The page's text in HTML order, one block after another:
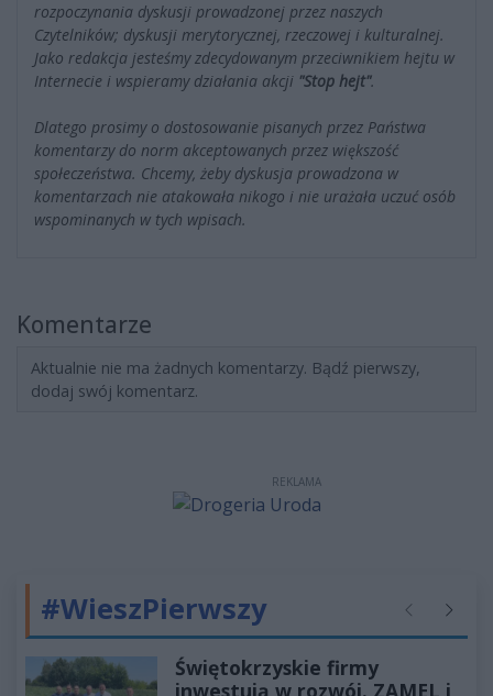
rozpoczynania dyskusji prowadzonej przez naszych
Czytelników; dyskusji merytorycznej, rzeczowej i kulturalnej.
Jako redakcja jesteśmy zdecydowanym przeciwnikiem hejtu w
Internecie i wspieramy działania akcji "Stop hejt".
Dlatego prosimy o dostosowanie pisanych przez Państwa
komentarzy do norm akceptowanych przez większość
społeczeństwa. Chcemy, żeby dyskusja prowadzona w
komentarzach nie atakowała nikogo i nie urażała uczuć osób
wspominanych w tych wpisach.
Komentarze
Aktualnie nie ma żadnych komentarzy. Bądź pierwszy,
dodaj swój komentarz.
REKLAMA
#WieszPierwszy Poprzednie
Świętokrzyskie firmy
inwestują w rozwój. ZAMEL i